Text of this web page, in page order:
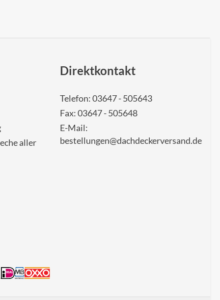
aller
Direktkontakt
Telefon: 03647 - 505643
Fax: 03647 - 505648
E-Mail:
bestellungen@dachdeckerversand.de